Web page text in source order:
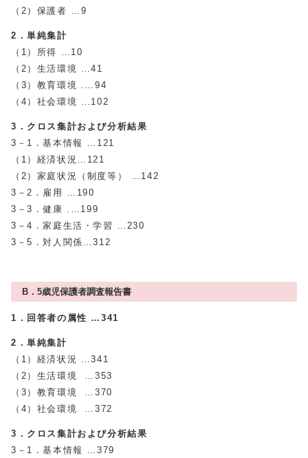
（2）保護者 …9
2．単純集計
（1）所得 …10
（2）生活環境 …41
（3）教育環境 .…94
（4）社会環境 …102
3．クロス集計および分析結果
3－1．基本情報 …121
（1）経済状況…121
（2）家庭状況（制度等） …142
3－2．雇用 …190
3－3．健康 .…199
3－4．家庭生活・学習 …230
3－5．対人関係…312
B．5歳児保護者調査報告書
1．回答者の属性 …341
2．単純集計
（1）経済状況 …341
（2）生活環境 …353
（3）教育環境 …370
（4）社会環境 …372
3．クロス集計および分析結果
3－1．基本情報 …379